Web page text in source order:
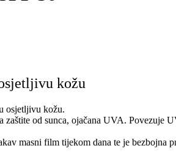
kožu
osjetljivu kožu.
od sunca, ojačana UVA. Povezuje
masni film tijekom dana te je bezbojna